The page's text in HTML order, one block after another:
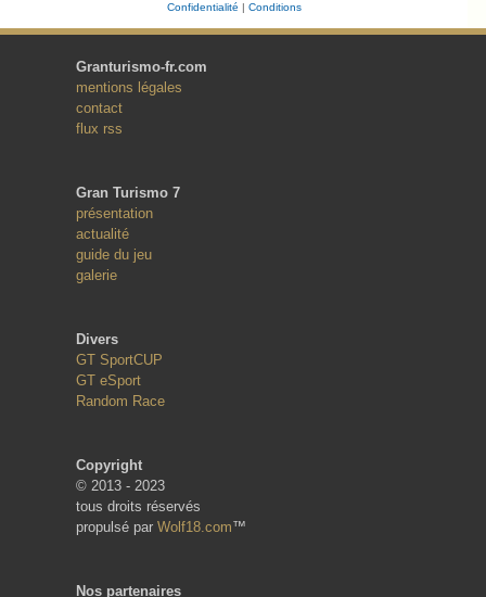
Confidentialité
Conditions
Granturismo-fr.com
mentions légales
contact
flux rss
Gran Turismo 7
présentation
actualité
guide du jeu
galerie
Divers
GT SportCUP
GT eSport
Random Race
Copyright
© 2013 - 2023
tous droits réservés
propulsé par Wolf18.com™
Nos partenaires